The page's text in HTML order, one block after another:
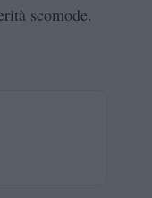
scomode.